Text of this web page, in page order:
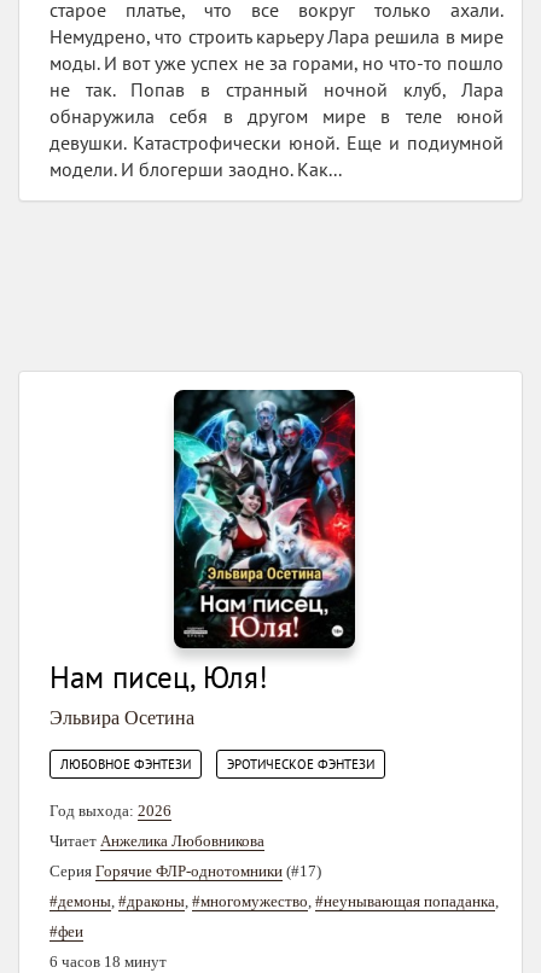
старое платье, что все вокруг только ахали.
Немудрено, что строить карьеру Лара решила в мире
моды. И вот уже успех не за горами, но что-то пошло
не так. Попав в странный ночной клуб, Лара
обнаружила себя в другом мире в теле юной
девушки. Катастрофически юной. Еще и подиумной
модели. И блогерши заодно. Как...
Нам писец, Юля!
Эльвира Осетина
ЛЮБОВНОЕ ФЭНТЕЗИ ЭРОТИЧЕСКОЕ ФЭНТЕЗИ
Год выхода: 2026
Читает Анжелика Любовникова
Серия Горячие ФЛР-однотомники (#17)
#демоны, #драконы, #многомужество, #неунывающая попаданка,
#феи
6 часов 18 минут